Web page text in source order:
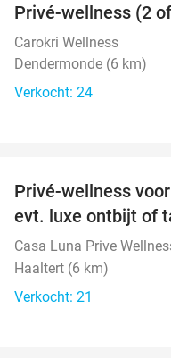
Privé-wellness (2
Carokri Wellness
Dendermonde (6 km)
Verkocht: 24
Privé-wellness
evt. luxe ontbijt of
Casa Luna Prive
Haaltert (6 km)
Verkocht: 21